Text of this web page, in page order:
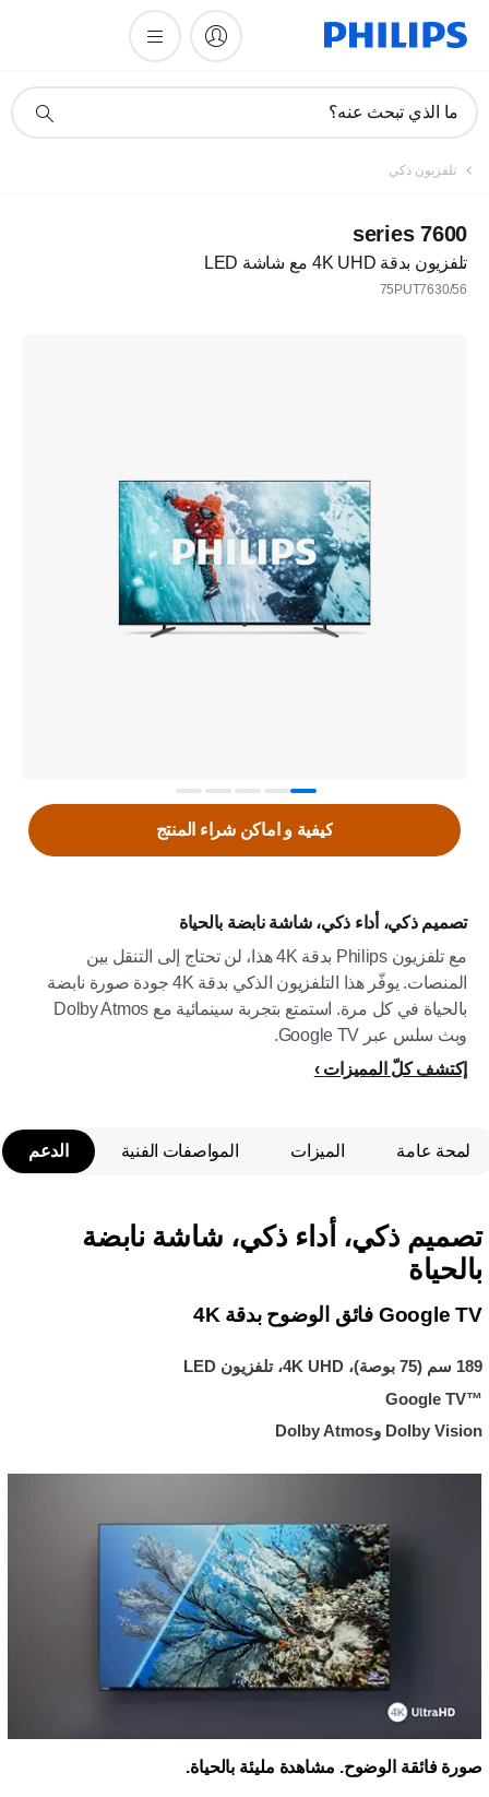
دعم
ما الذي تبحث عنه؟
تلفزيون ذكي
7600 series
تلفزيون بدقة 4K UHD مع شاشة LED
75PUT7630/56
تصميم ذكي، أداء ذكي، شاشة نابضة بالحياة
مع تلفزيون Philips بدقة 4K هذا، لن تحتاج إلى التنقل بين
المنصات. يوفّر هذا التلفزيون الذكي بدقة 4K جودة صورة نابضة
بالحياة في كل مرة. استمتع بتجربة سينمائية مع Dolby Atmos
وبث سلس عبر Google TV.
إكتشف كلّ المميزات
كيفية و اماكن شراء المنتج
لمحة عامة الميزات المواصفات الفنية الدعم
تصميم ذكي، أداء ذكي، شاشة نابضة
بالحياة
Google TV فائق الوضوح بدقة 4K
189 سم (75 بوصة)، ‏4K UHD،‏ تلفزيون LED
Google TV™‎
Dolby Vision وDolby Atmos
صورة فائقة الوضوح. مشاهدة مليئة بالحياة.